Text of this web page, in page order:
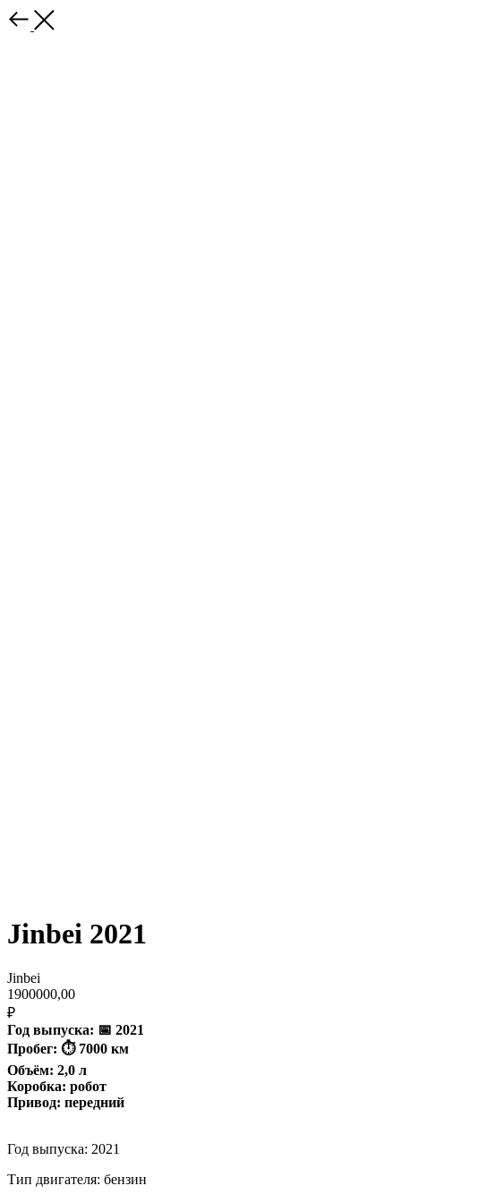
Jinbei 2021
Jinbei
1900000,00
₽
Год выпуска: 📅 2021
Пробег: ⏱️ 7000 км
Объём: 2,0 л
Коробка: робот
Привод: передний
Год выпуска: 2021
Тип двигателя: бензин